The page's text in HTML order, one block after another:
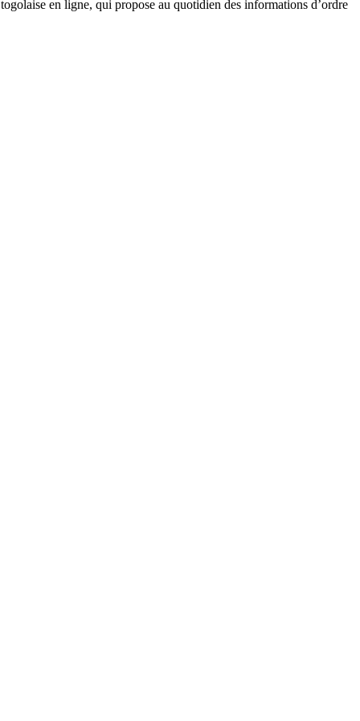
en ligne, qui propose au quotidien des informations d’ordre